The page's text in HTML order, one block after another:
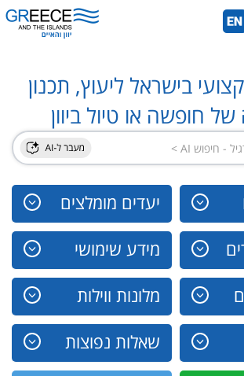
בישראל ליעוץ, תכנון
חופשה או טיול ביוון
יעדים מומלצים
מידע שימושי
מלונות ווילות
שאלות נפוצות